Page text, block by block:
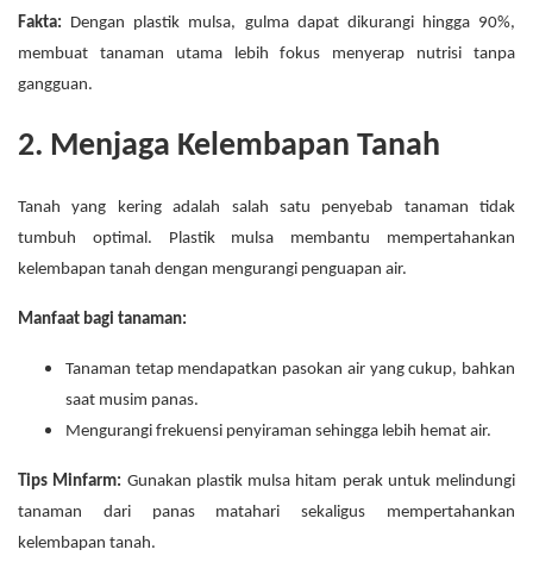
Fakta: Dengan plastik mulsa, gulma dapat dikurangi hingga 90%,
membuat tanaman utama lebih fokus menyerap nutrisi tanpa
gangguan.
2. Menjaga Kelembapan Tanah
Tanah yang kering adalah salah satu penyebab tanaman tidak
tumbuh optimal. Plastik mulsa membantu mempertahankan
kelembapan tanah dengan mengurangi penguapan air.
Manfaat bagi tanaman:
Tanaman tetap mendapatkan pasokan air yang cukup, bahkan
saat musim panas.
Mengurangi frekuensi penyiraman sehingga lebih hemat air.
Tips Minfarm: Gunakan plastik mulsa hitam perak untuk melindungi
tanaman dari panas matahari sekaligus mempertahankan
kelembapan tanah.